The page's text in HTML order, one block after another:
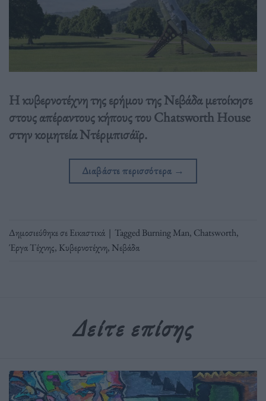
Η κυβερνοτέχνη της ερήμου της Νεβάδα μετοίκησε
στους απέραντους κήπους του Chatsworth House
στην κομητεία Ντέρμπισάϊρ.
Διαβάστε περισσότερα →
Δημοσιεύθηκε σεΕικαστικά | TaggedBurning Man, Chatsworth,
Έργα Τέχνης, Κυβερνοτέχνη, Νεβάδα
Δείτε επίσης